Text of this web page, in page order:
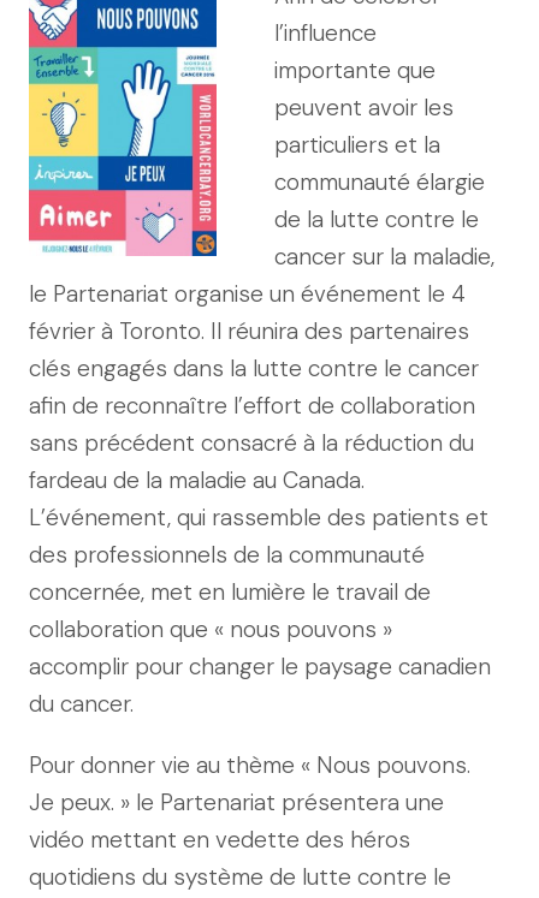
l’influence
importante que
peuvent avoir les
particuliers et la
communauté élargie
de la lutte contre le
cancer sur la maladie,
le Partenariat organise un événement le 4
février à Toronto. Il réunira des partenaires
clés engagés dans la lutte contre le cancer
afin de reconnaître l’effort de collaboration
sans précédent consacré à la réduction du
fardeau de la maladie au Canada.
L’événement, qui rassemble des patients et
des professionnels de la communauté
concernée, met en lumière le travail de
collaboration que « nous pouvons »
accomplir pour changer le paysage canadien
du cancer.
Pour donner vie au thème « Nous pouvons.
Je peux. » le Partenariat présentera une
vidéo mettant en vedette des héros
quotidiens du système de lutte contre le